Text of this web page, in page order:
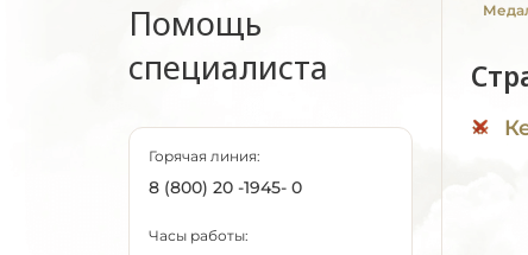
Помощь
специалиста
Горячая линия:
8 (800) 20 -1945- 0
Часы работы: